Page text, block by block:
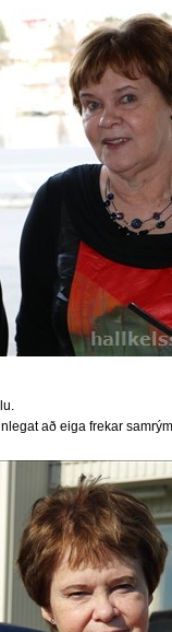
að eiga frekar